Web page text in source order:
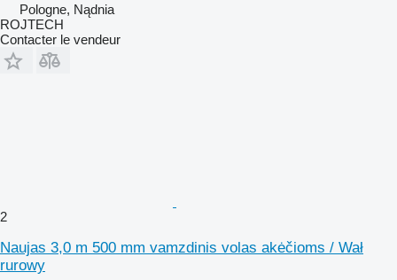
Pologne, Nądnia
ROJTECH
Contacter le vendeur
2
Naujas 3,0 m 500 mm vamzdinis volas akėčioms / Wał
rurowy